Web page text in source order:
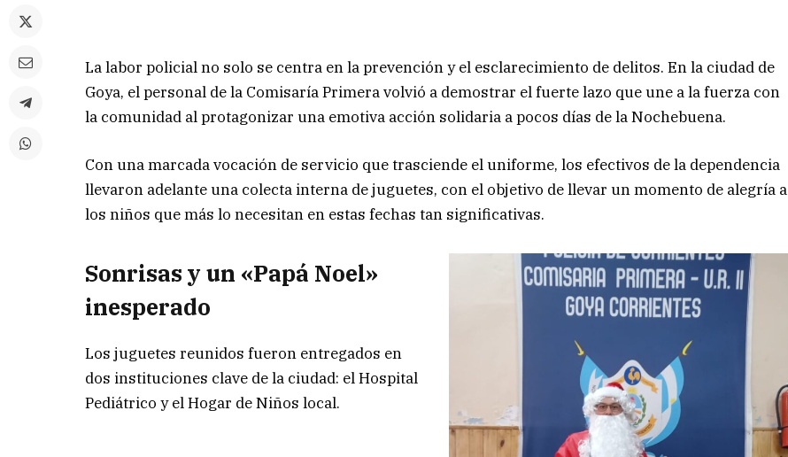
La labor policial no solo se centra en la prevención y el esclarecimiento de delitos. En la ciudad de
Goya, el personal de la Comisaría Primera volvió a demostrar el fuerte lazo que une a la fuerza con
la comunidad al protagonizar una emotiva acción solidaria a pocos días de la Nochebuena.
Con una marcada vocación de servicio que trasciende el uniforme, los efectivos de la dependencia
llevaron adelante una colecta interna de juguetes, con el objetivo de llevar un momento de alegría a
los niños que más lo necesitan en estas fechas tan significativas.
Sonrisas y un «Papá Noel»
inesperado
Los juguetes reunidos fueron entregados en
dos instituciones clave de la ciudad: el Hospital
Pediátrico y el Hogar de Niños local.